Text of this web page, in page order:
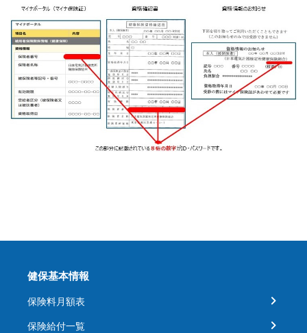
健保基本情報
保険料月額表
保険給付一覧